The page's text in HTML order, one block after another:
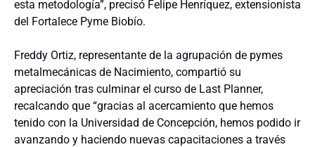
esta metodología”, precisó Felipe Henríquez, extensionista
del Fortalece Pyme Biobío.
Freddy Ortiz, representante de la agrupación de pymes
metalmecánicas de Nacimiento, compartió su
apreciación tras culminar el curso de Last Planner,
recalcando que “gracias al acercamiento que hemos
tenido con la Universidad de Concepción, hemos podido ir
avanzando y haciendo nuevas capacitaciones a través